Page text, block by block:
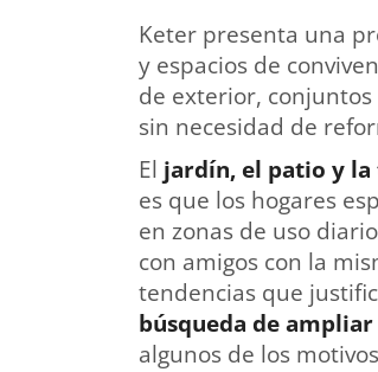
Keter presenta una
y espacios de
de exterior,
sin necesidad de
El jardín, el patio y la
es que los hogares
en zonas de uso
con amigos con la
tendencias que
búsqueda de
algunos de los